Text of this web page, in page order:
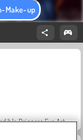
Make-up
Princess Eye Art